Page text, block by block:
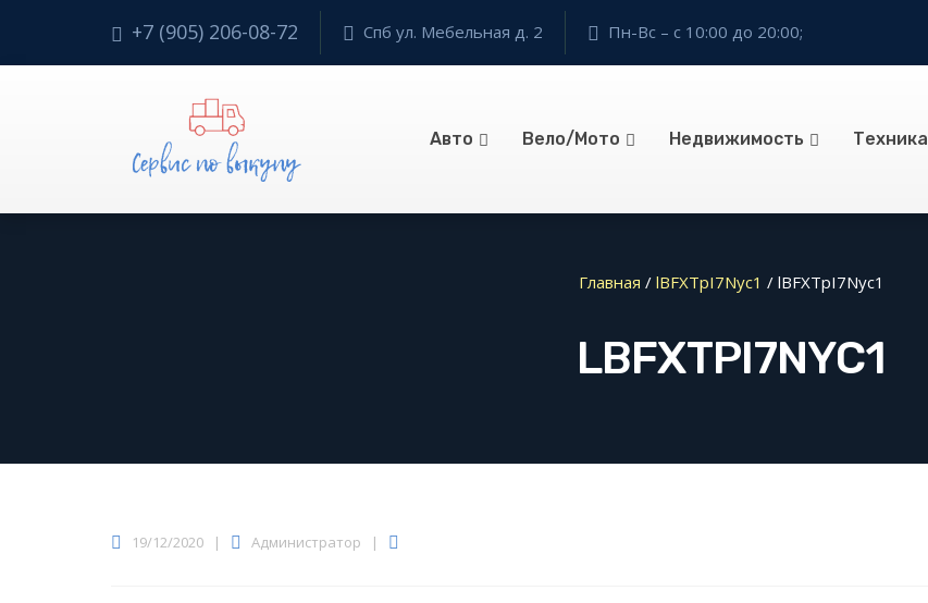
+7 (905) 206-08-72 Спб ул. Мебельная д. 2 Пн-Вс – с 10:00 до 20:00;
Авто Вело/Мото Недвижимость Техника
Главная / lBFXTpI7Nyc1 / lBFXTpI7Nyc1
LBFXTPI7NYC1
19/12/2020 | Администратор |